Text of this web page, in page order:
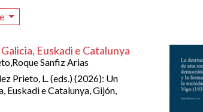
Euskadi e Catalunya
Sanfiz Arias
Prieto, L. (eds.) (2026): Un
Euskadi e Catalunya, Gijón,